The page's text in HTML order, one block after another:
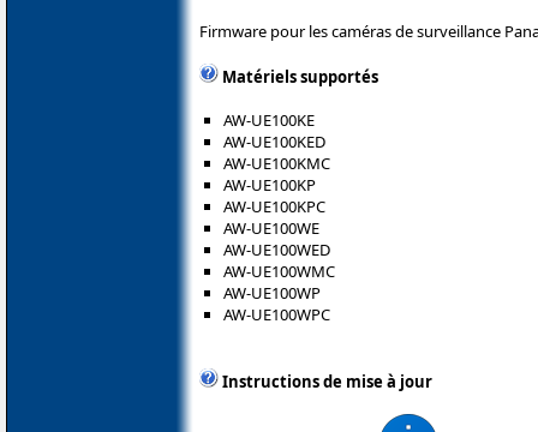
Firmware pour les caméras de surveillance
Matériels supportés
AW-UE100KE
AW-UE100KED
AW-UE100KMC
AW-UE100KP
AW-UE100KPC
AW-UE100WE
AW-UE100WED
AW-UE100WMC
AW-UE100WP
AW-UE100WPC
Instructions de mise à jour